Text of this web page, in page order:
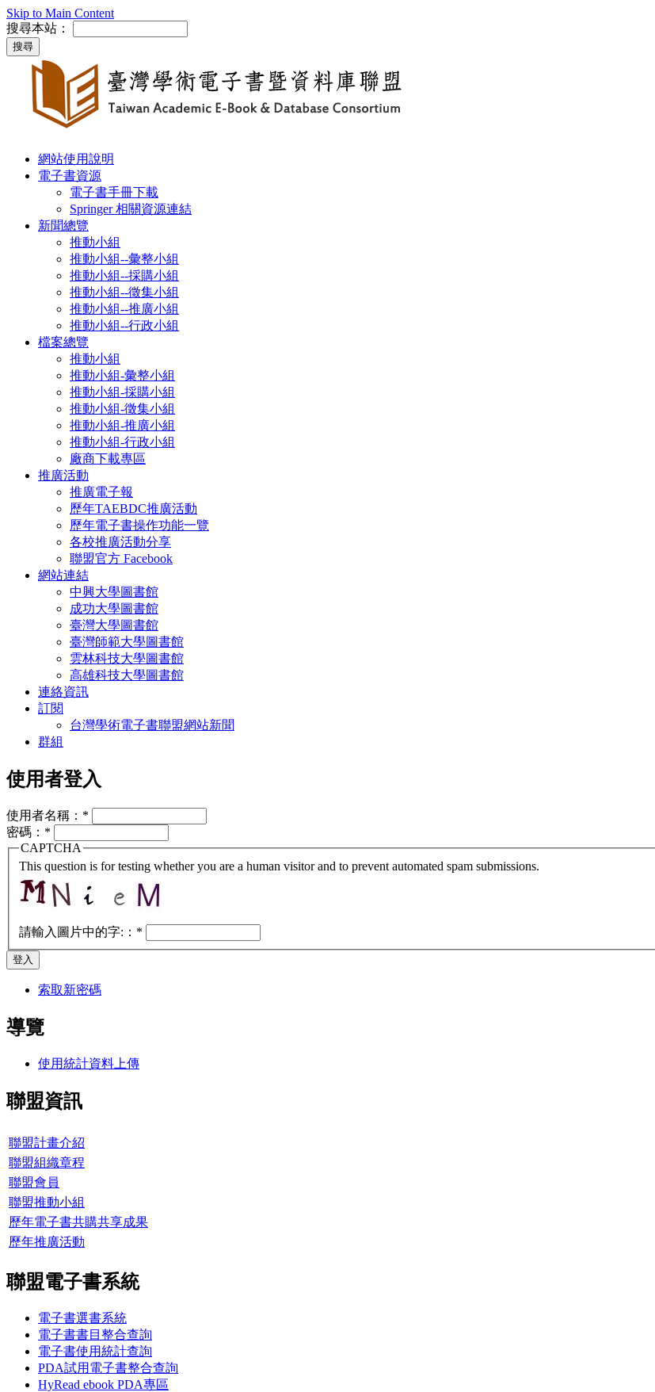
Skip to Main Content
搜尋本站：
網站使用說明
電子書資源
電子書手冊下載
Springer 相關資源連結
新聞總覽
推動小組
推動小組--彙整小組
推動小組--採購小組
推動小組--徵集小組
推動小組--推廣小組
推動小組--行政小組
檔案總覽
推動小組
推動小組-彙整小組
推動小組-採購小組
推動小組-徵集小組
推動小組-推廣小組
推動小組-行政小組
廠商下載專區
推廣活動
推廣電子報
歷年TAEBDC推廣活動
歷年電子書操作功能一覽
各校推廣活動分享
聯盟官方 Facebook
網站連結
中興大學圖書館
成功大學圖書館
臺灣大學圖書館
臺灣師範大學圖書館
雲林科技大學圖書館
高雄科技大學圖書館
連絡資訊
訂閱
台灣學術電子書聯盟網站新聞
群組
使用者登入
使用者名稱： *
密碼： *
CAPTCHA
This question is for testing whether you are a human visitor and to prevent automated spam submissions.
請輸入圖片中的字:： *
索取新密碼
導覽
使用統計資料上傳
聯盟資訊
聯盟計畫介紹
聯盟組織章程
聯盟會員
聯盟推動小組
歷年電子書共購共享成果
歷年推廣活動
聯盟電子書系統
電子書選書系統
電子書書目整合查詢
電子書使用統計查詢
PDA試用電子書整合查詢
HyRead ebook PDA專區